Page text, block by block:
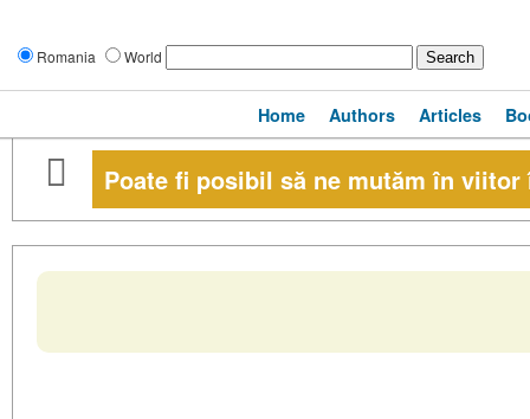
Romania World
Home Authors Articles
Poate fi posibil să ne mutăm în